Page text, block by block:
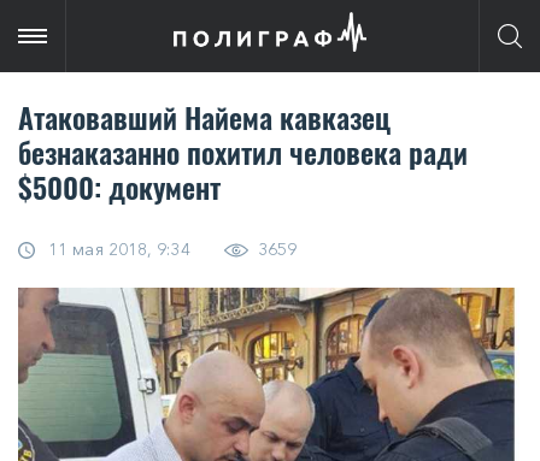
Атаковавший Найема кавказец
безнаказанно похитил человека ради
$5000: документ
11 мая 2018, 9:34 3659